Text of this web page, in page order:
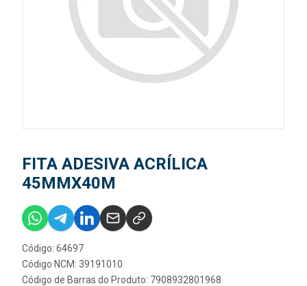
FITA ADESIVA ACRÍLICA
45MMX40M
Código: 64697
Código NCM: 39191010
Código de Barras do Produto: 7908932801968